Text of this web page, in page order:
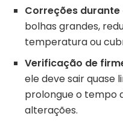
Correções durante
bolhas grandes,
temperatura ou
Verificação de
ele deve sair quase
prolongue o tempo
alterações.